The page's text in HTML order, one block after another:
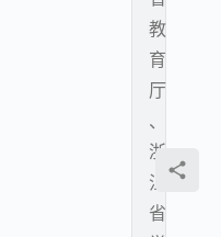
教
育
厅
、
浙
江
省